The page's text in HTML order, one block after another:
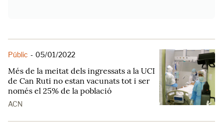
Públic - 05/01/2022
Més de la meitat dels ingressats a la UCI
de Can Ruti no estan vacunats tot i ser
només el 25% de la població
ACN